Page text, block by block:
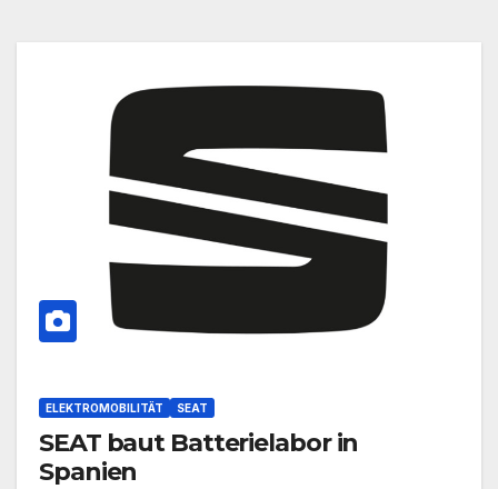
ELEKTROMOBILITÄT SEAT
SEAT baut Batterielabor in
Spanien